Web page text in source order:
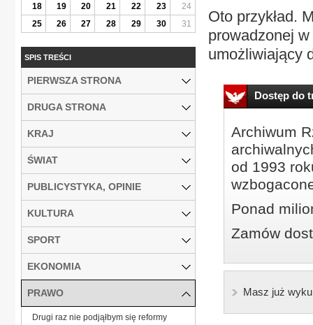
Oto przykład.
prowadzonej
umożliwiający
Dostęp do
Archiwum
od 1993
Ponad
Zamów
Masz już
18
19 20 21 22 23
24
25
26 27 28 29 30 31
SPIS TREŚCI
PIERWSZA STRONA
DRUGA STRONA
KRAJ
ŚWIAT
PUBLICYSTYKA, OPINIE
KULTURA
SPORT
EKONOMIA
PRAWO
Drugi raz nie podjąłbym się reformy